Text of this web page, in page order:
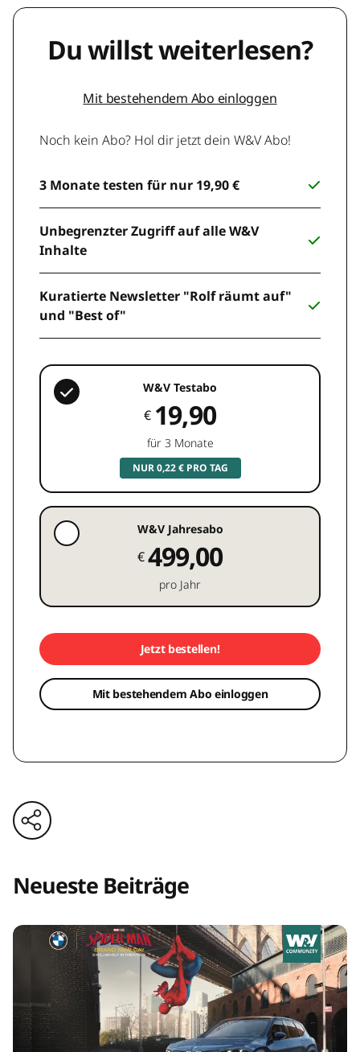
Du willst weiterlesen?
Mit bestehendem Abo einloggen
Noch kein Abo? Hol dir jetzt dein W&V Abo!
3 Monate testen für nur 19,90 €
Unbegrenzter Zugriff auf alle W&V
Inhalte
Kuratierte Newsletter "Rolf räumt auf"
und "Best of"
W&V Testabo
€ 19,90
für 3 Monate
NUR 0,22 € PRO TAG
W&V Jahresabo
€499,00
pro Jahr
Jetzt bestellen!
Mit bestehendem Abo einloggen
Neueste Beiträge